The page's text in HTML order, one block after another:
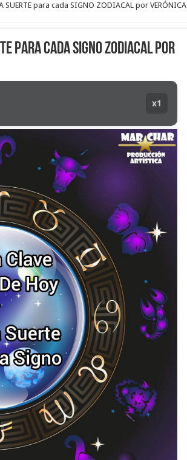
SUERTE para cada SIGNO ZODIACAL por VERÓNICA
para cada SIGNO ZODIACAL por
x1